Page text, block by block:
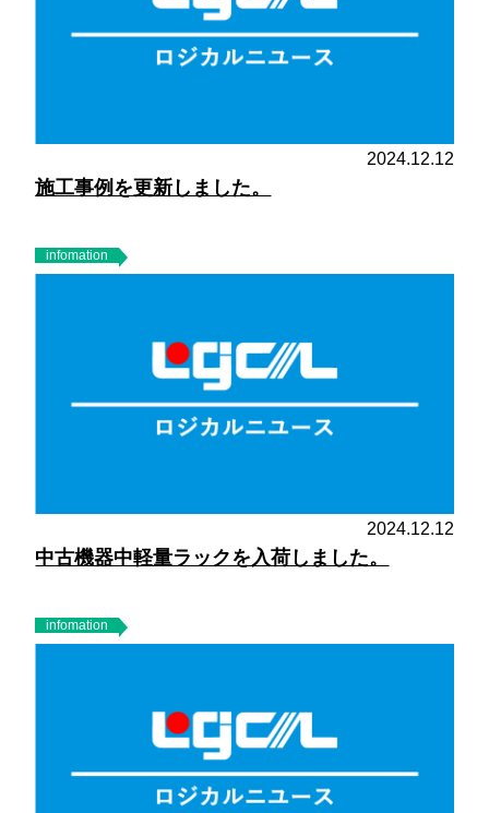
2024.12.12
施工事例を更新しました。
infomation
2024.12.12
中古機器中軽量ラックを入荷しました。
infomation